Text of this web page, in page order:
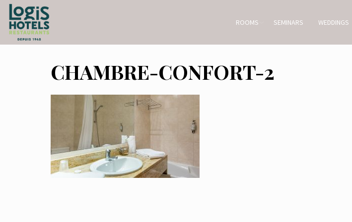
ROOMS SEMINARS WEDDINGS
CHAMBRE-CONFORT-2